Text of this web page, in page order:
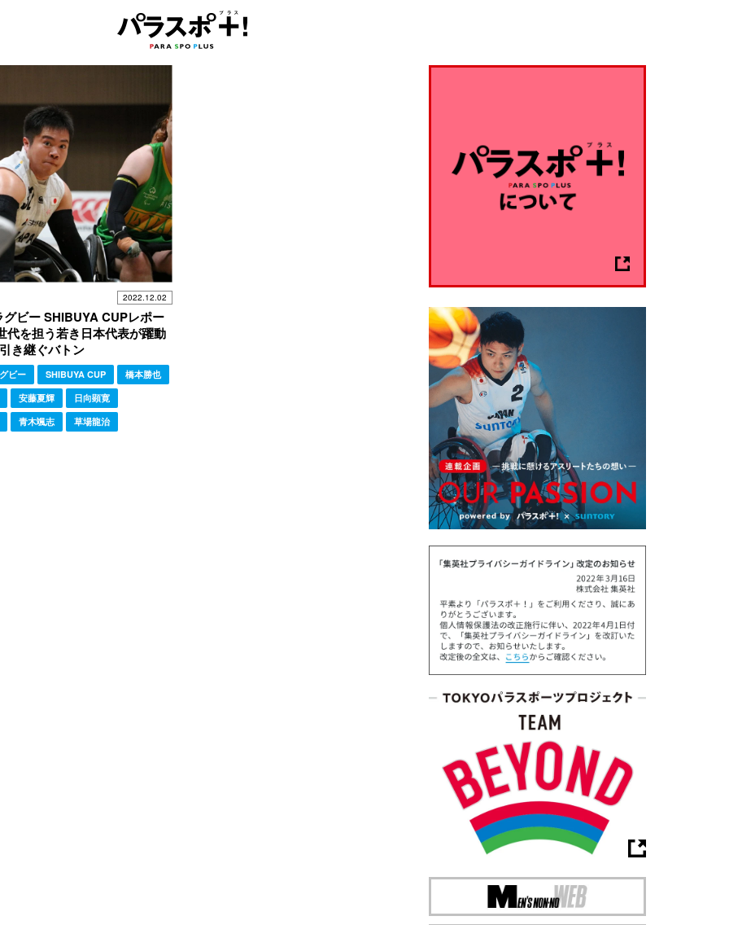
2022.12.02
グビー SHIBUYA CUPレポー
代を担う若き日本代表が躍動
き継ぐバトン
ビー SHIBUYA CUP
橋本勝也
安藤夏輝
日向顕寛
青木颯志 草場龍治